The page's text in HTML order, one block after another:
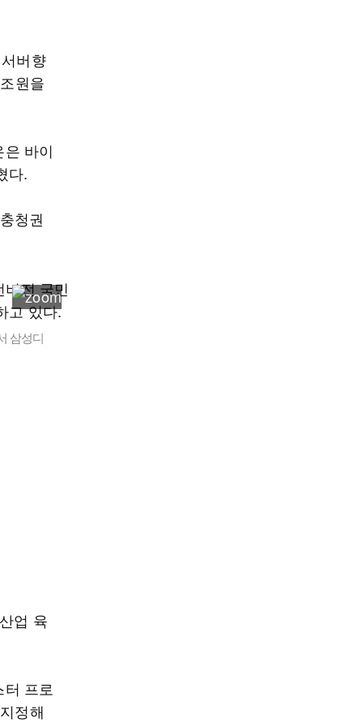
버향
원을
바이
다.
청권
삼성디
업 육
터 프로
정해